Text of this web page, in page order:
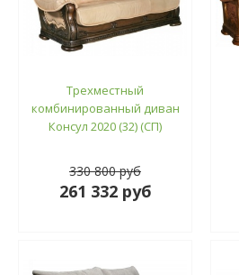
Трехместный
комбинированный диван
Консул 2020 (32) (СП)
330 800 руб
261 332 руб